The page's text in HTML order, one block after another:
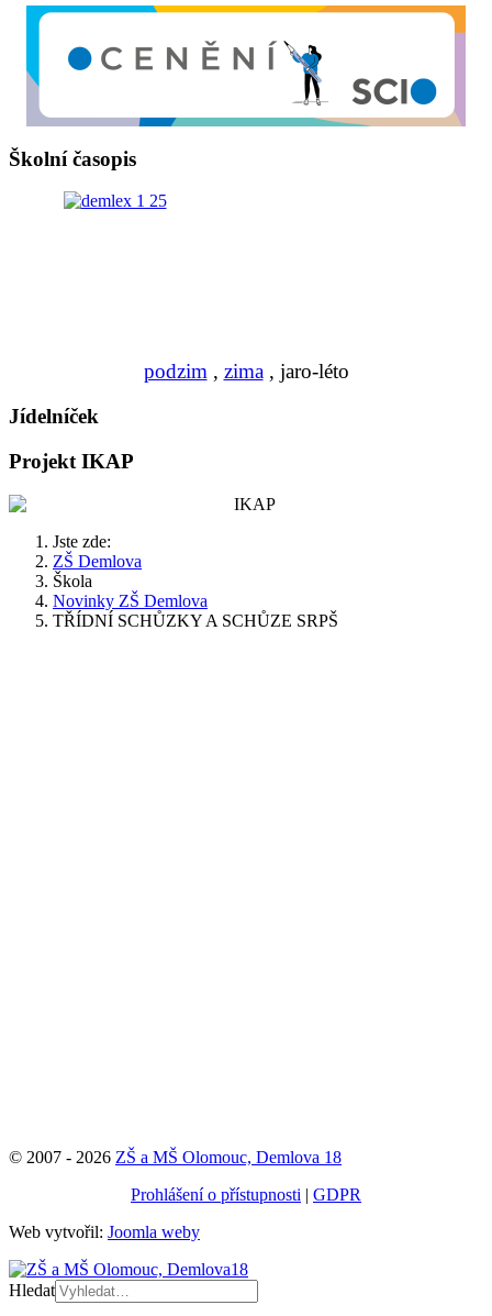
Školní časopis
podzim, zima, jaro-léto
Jídelníček
Projekt IKAP
Jste zde:
ZŠ Demlova
Škola
Novinky ZŠ Demlova
TŘÍDNÍ SCHŮZKY A SCHŮZE SRPŠ
© 2007 - 2026 ZŠ a MŠ Olomouc, Demlova 18
Prohlášení o přístupnosti | GDPR
Web vytvořil: Joomla weby
Hledat